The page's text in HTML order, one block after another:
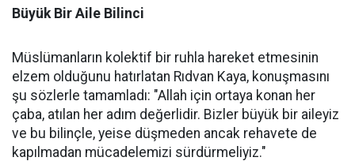
Büyük Bir Aile Bilinci
Müslümanların kolektif bir ruhla hareket etmesinin
elzem olduğunu hatırlatan Rıdvan Kaya, konuşmasını
şu sözlerle tamamladı: "Allah için ortaya konan her
çaba, atılan her adım değerlidir. Bizler büyük bir aileyiz
ve bu bilinçle, yeise düşmeden ancak rehavete de
kapılmadan mücadelemizi sürdürmeliyiz."